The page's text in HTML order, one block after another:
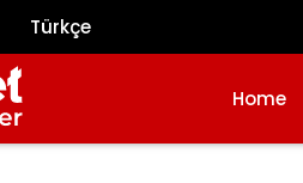
Türkçe
Home